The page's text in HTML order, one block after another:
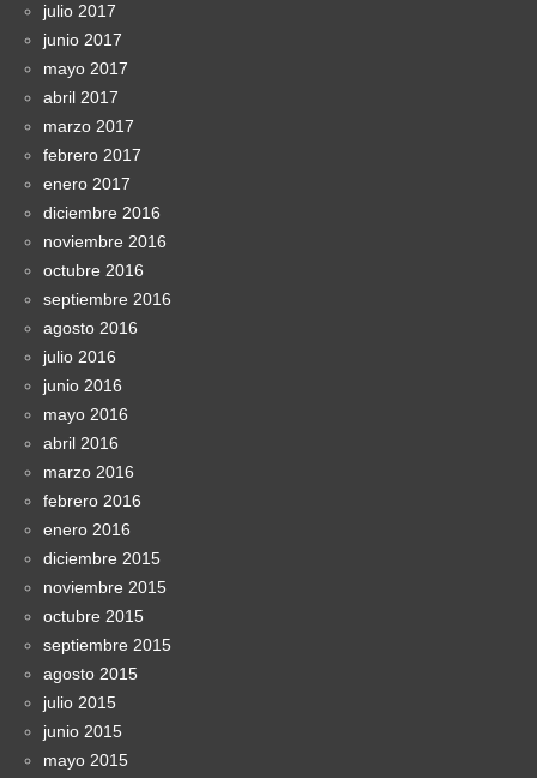
julio 2017
junio 2017
mayo 2017
abril 2017
marzo 2017
febrero 2017
enero 2017
diciembre 2016
noviembre 2016
octubre 2016
septiembre 2016
agosto 2016
julio 2016
junio 2016
mayo 2016
abril 2016
marzo 2016
febrero 2016
enero 2016
diciembre 2015
noviembre 2015
octubre 2015
septiembre 2015
agosto 2015
julio 2015
junio 2015
mayo 2015